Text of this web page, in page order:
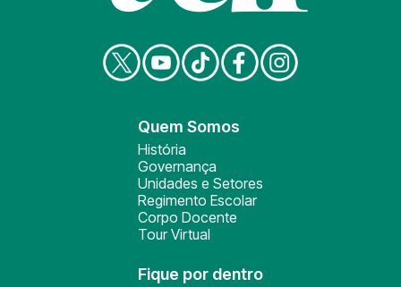
Quem Somos
História
Governança
Unidades e Setores
Regimento Escolar
Corpo Docente
Tour Virtual
Fique por dentro